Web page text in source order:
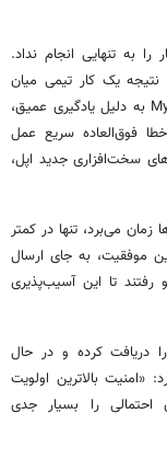
به تنهایی انجام نداد.
یک کار تیمی میان
نبوغ انسانی و سرعت هوش مصنوعی بود. مدل Mythos به دلیل یادگیری عمیق،
فوق‌العاده سریع عمل
سخت‌افزاری جدید اپل،
می‌برد، تنها در کمتر
موفقیت، به جای ارسال
تا این آسیب‌پذیری
دریافت کرده و در حال
«امنیت بالاترین اولویت
را بسیار جدی